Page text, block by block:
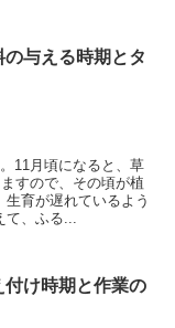
与える時期とタ
11月頃になると、草
すので、その頃が植
育が遅れているよう
て、ふる...
付け時期と作業の